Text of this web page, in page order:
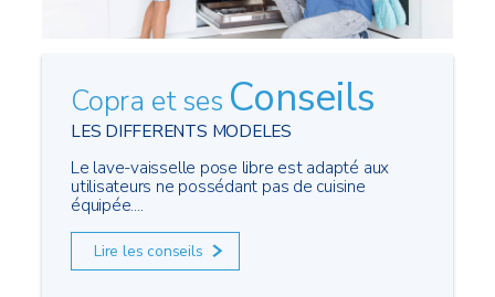
Copra et ses Conseils
LES DIFFERENTS MODELES
Le lave-vaisselle pose libre est adapté aux
utilisateurs ne possédant pas de cuisine
équipée....
Lire les conseils